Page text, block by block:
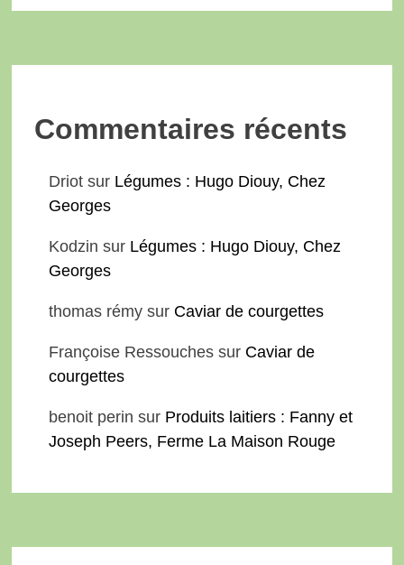
Commentaires récents
Driot sur Légumes : Hugo Diouy, Chez
Georges
Kodzin sur Légumes : Hugo Diouy, Chez
Georges
thomas rémy sur Caviar de courgettes
Françoise Ressouches sur Caviar de
courgettes
benoit perin sur Produits laitiers : Fanny et
Joseph Peers, Ferme La Maison Rouge